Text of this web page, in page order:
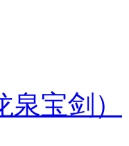
宝剑）